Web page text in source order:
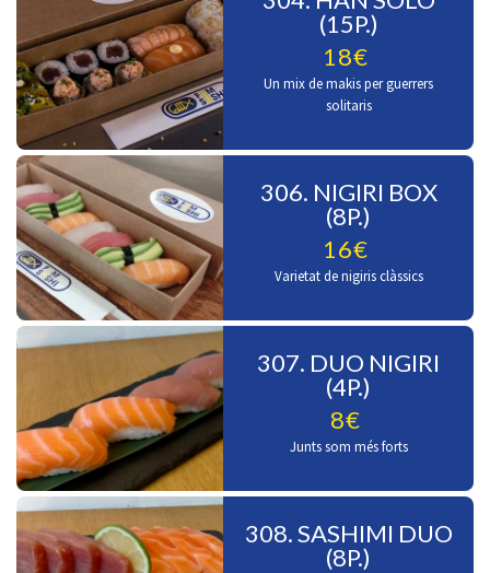
(15P.)
18€
Un mix de makis per guerrers
solitaris
306. NIGIRI BOX
(8P.)
16€
Varietat de nigiris clàssics
307. DUO NIGIRI
(4P.)
8€
Junts som més forts
308. SASHIMI DUO
(8P.)